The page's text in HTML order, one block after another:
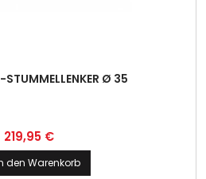
STUMMELLENKER Ø 35
Preis
219,95 €
den Warenkorb